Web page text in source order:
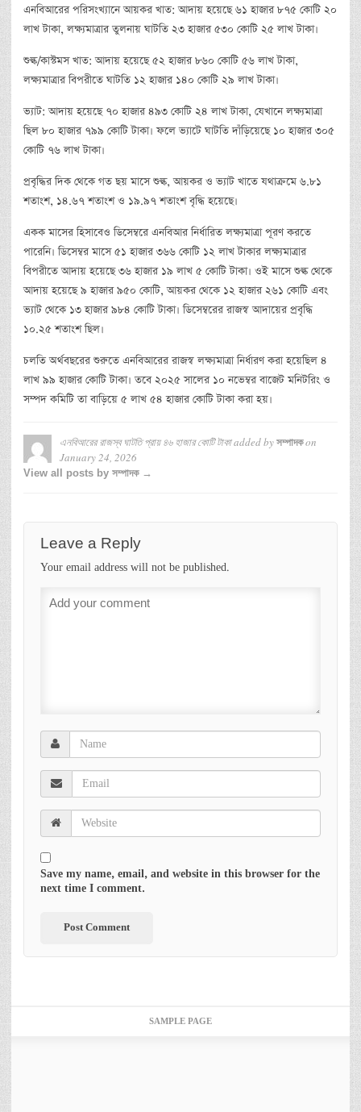
এনবিআরের পরিসংখ্যানে আয়কর খাত: আদায় হয়েছে ৬১ হাজার ৮৭৫ কোটি ২০
লাখ টাকা, লক্ষ্যমাত্রার তুলনায় ঘাটতি ২৩ হাজার ৫৩০ কোটি ২৫ লাখ টাকা।
শুল্ক/কাস্টমস খাত: আদায় হয়েছে ৫২ হাজার ৮৬০ কোটি ৫৬ লাখ টাকা,
লক্ষ্যমাত্রার বিপরীতে ঘাটতি ১২ হাজার ১৪০ কোটি ২৯ লাখ টাকা।
ভ্যাট: আদায় হয়েছে ৭০ হাজার ৪৯৩ কোটি ২৪ লাখ টাকা, যেখানে লক্ষ্যমাত্রা
ছিল ৮০ হাজার ৭৯৯ কোটি টাকা। ফলে ভ্যাটে ঘাটতি দাঁড়িয়েছে ১০ হাজার ৩০৫
কোটি ৭৬ লাখ টাকা।
প্রবৃদ্ধির দিক থেকে গত ছয় মাসে শুল্ক, আয়কর ও ভ্যাট খাতে যথাক্রমে ৬.৮১
শতাংশ, ১৪.৬৭ শতাংশ ও ১৯.৯৭ শতাংশ বৃদ্ধি হয়েছে।
একক মাসের হিসাবেও ডিসেম্বরে এনবিআর নির্ধারিত লক্ষ্যমাত্রা পূরণ করতে
পারেনি। ডিসেম্বর মাসে ৫১ হাজার ৩৬৬ কোটি ১২ লাখ টাকার লক্ষ্যমাত্রার
বিপরীতে আদায় হয়েছে ৩৬ হাজার ১৯ লাখ ৫ কোটি টাকা। ওই মাসে শুল্ক থেকে
আদায় হয়েছে ৯ হাজার ৯৫০ কোটি, আয়কর থেকে ১২ হাজার ২৬১ কোটি এবং
ভ্যাট থেকে ১৩ হাজার ৯৮৪ কোটি টাকা। ডিসেম্বরের রাজস্ব আদায়ের প্রবৃদ্ধি
১০.২৫ শতাংশ ছিল।
চলতি অর্থবছরের শুরুতে এনবিআরের রাজস্ব লক্ষ্যমাত্রা নির্ধারণ করা হয়েছিল ৪
লাখ ৯৯ হাজার কোটি টাকা। তবে ২০২৫ সালের ১০ নভেম্বর বাজেট মনিটরিং ও
সম্পদ কমিটি তা বাড়িয়ে ৫ লাখ ৫৪ হাজার কোটি টাকা করা হয়।
এনবিআরের রাজস্ব ঘাটতি প্রায় ৪৬ হাজার কোটি টাকাadded by সম্পাদকon
January 24, 2026
View all posts by সম্পাদক →
Leave a Reply
Your email address will not be published.
Save my name, email, and website in this browser for the
next time I comment.
SAMPLE PAGE